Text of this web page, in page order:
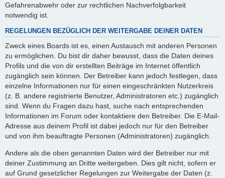
Gefahrenabwehr oder zur rechtlichen Nachverfolgbarkeit
notwendig ist.
REGELUNGEN BEZÜGLICH DER WEITERGABE DEINER DATEN
Zweck eines Boards ist es, einen Austausch mit anderen Personen
zu ermöglichen. Du bist dir daher bewusst, dass die Daten deines
Profils und die von dir erstellten Beiträge im Internet öffentlich
zugänglich sein können. Der Betreiber kann jedoch festlegen, dass
einzelne Informationen nur für einen eingeschränkten Nutzerkreis
(z. B. andere registrierte Benutzer, Administratoren etc.) zugänglich
sind. Wenn du Fragen dazu hast, suche nach entsprechenden
Informationen im Forum oder kontaktiere den Betreiber. Die E-Mail-
Adresse aus deinem Profil ist dabei jedoch nur für den Betreiber
und von ihm beauftragte Personen (Administratoren) zugänglich.
Andere als die oben genannten Daten wird der Betreiber nur mit
deiner Zustimmung an Dritte weitergeben. Dies gilt nicht, sofern er
auf Grund gesetzlicher Regelungen zur Weitergabe der Daten (z.